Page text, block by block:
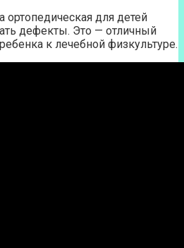
ортопедическая для детей
дефекты. Это — отличный
к лечебной физкультуре.